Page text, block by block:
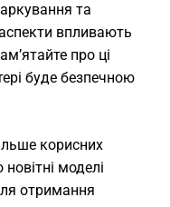
та
аспекти впливають
про ці
буде безпечною
корисних
моделі
отримання